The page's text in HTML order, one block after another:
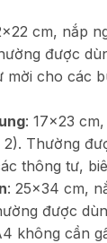
cm, nắp
được
mời cho các
: 17×23
Thường
thông tư,
: 25×34 cm,
được
không cần